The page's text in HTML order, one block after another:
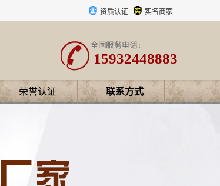
资质认证 实名商家
15932448883
荣誉认证 联系方式